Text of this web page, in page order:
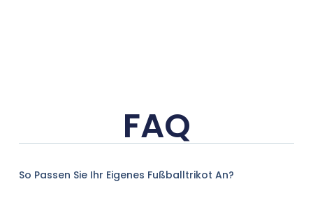
FAQ
So Passen Sie Ihr Eigenes Fußballtrikot An?